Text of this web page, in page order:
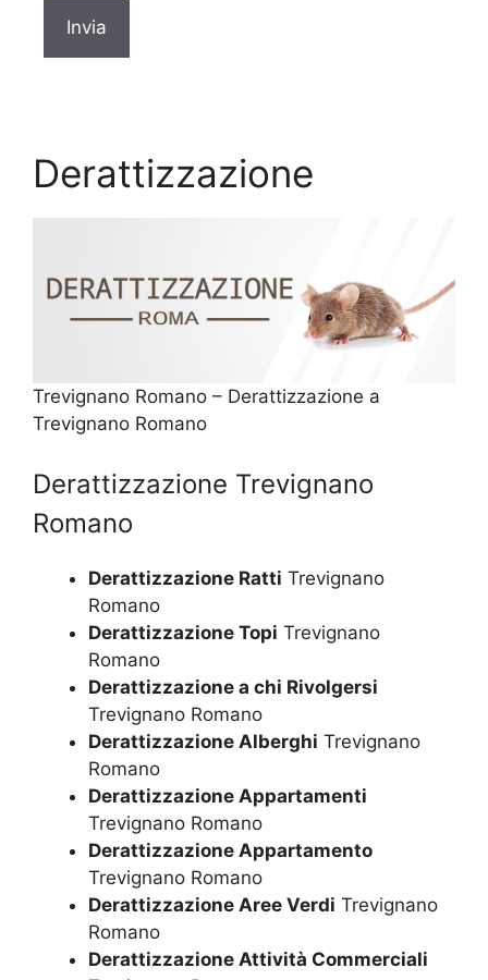
Derattizzazione
Trevignano Romano – Derattizzazione a
Trevignano Romano
Derattizzazione Trevignano
Romano
Derattizzazione Ratti Trevignano
Romano
Derattizzazione Topi Trevignano
Romano
Derattizzazione a chi Rivolgersi
Trevignano Romano
Derattizzazione Alberghi Trevignano
Romano
Derattizzazione Appartamenti
Trevignano Romano
Derattizzazione Appartamento
Trevignano Romano
Derattizzazione Aree Verdi Trevignano
Romano
Derattizzazione Attività Commerciali